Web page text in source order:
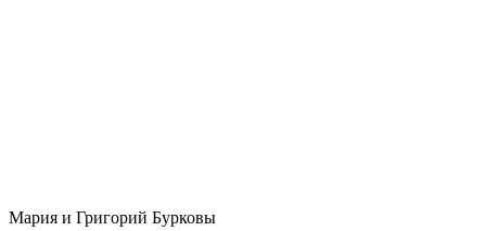
Мария и Григорий Бурковы